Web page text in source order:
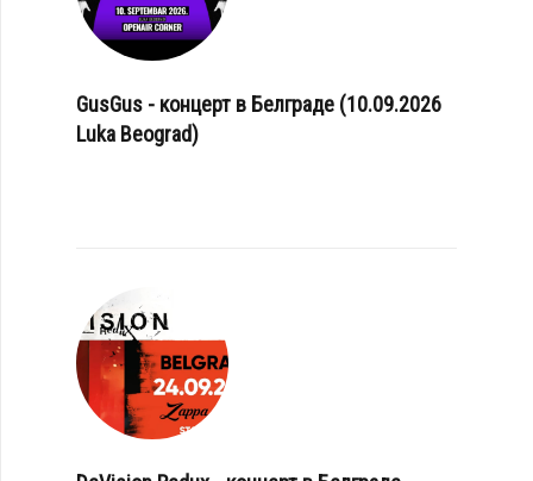
GusGus - концерт в Белграде (10.09.2026
Luka Beograd)